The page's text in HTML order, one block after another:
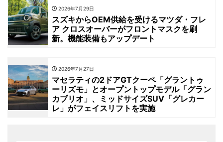
2026年7月29日
スズキからOEM供給を受けるマツダ・フレ
ア クロスオーバーがフロントマスクを刷
新。機能装備もアップデート
2026年7月27日
マセラティの2ドアGTクーペ「グラントゥ
ーリズモ」とオープントップモデル「グラン
カブリオ」、ミッドサイズSUV「グレカー
レ」がフェイスリフトを実施